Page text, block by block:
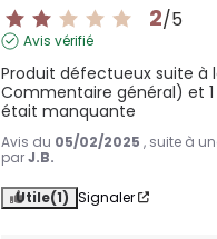
2/5
Avis vérifié
Produit défectueux suite à
Commentaire général) et
était manquante
Avis du 05/02/2025 , suite à
parJ.B.
Utile(1) Signaler